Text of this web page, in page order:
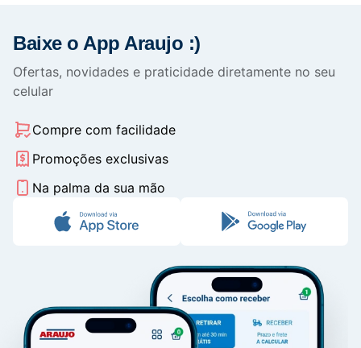
Baixe o App Araujo :)
Ofertas, novidades e praticidade diretamente no seu
celular
Compre com facilidade
Promoções exclusivas
Na palma da sua mão